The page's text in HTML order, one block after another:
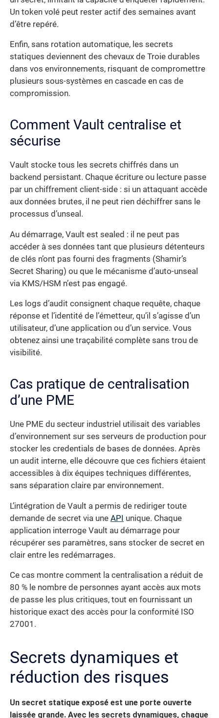
Un token volé peut rester actif des semaines avant
d’être repéré.
Enfin, sans rotation automatique, les secrets
statiques deviennent des chevaux de Troie durables
dans vos environnements, risquant de compromettre
plusieurs sous-systèmes en cascade en cas de
compromission.
Comment Vault centralise et
sécurise
Vault stocke tous les secrets chiffrés dans un
backend persistant. Chaque écriture ou lecture passe
par un chiffrement client-side : si un attaquant accède
aux données brutes, il ne peut rien déchiffrer sans le
processus d’unseal.
Au démarrage, Vault est sealed : il ne peut pas
accéder à ses données tant que plusieurs détenteurs
de clés n’ont pas fourni des fragments (Shamir’s
Secret Sharing) ou que le mécanisme d’auto-unseal
via KMS/HSM n’est pas engagé.
Les logs d’audit consignent chaque requête, chaque
réponse et l’identité de l’émetteur, qu’il s’agisse d’un
utilisateur, d’une application ou d’un service. Vous
obtenez ainsi une traçabilité complète sans trou de
visibilité.
Cas pratique de centralisation
d’une PME
Une PME du secteur industriel utilisait des variables
d’environnement sur ses serveurs de production pour
stocker les credentials de bases de données. Après
un audit interne, elle découvre que ces fichiers étaient
accessibles à dix équipes techniques différentes,
sans séparation claire par environnement.
L’intégration de Vault a permis de rediriger toute
demande de secret via une API unique. Chaque
application interroge Vault au démarrage pour
récupérer ses paramètres, sans stocker de secret en
clair entre les redémarrages.
Ce cas montre comment la centralisation a réduit de
80 % le nombre de personnes ayant accès aux mots
de passe les plus critiques, tout en fournissant un
historique exact des accès pour la conformité ISO
27001.
Secrets dynamiques et
réduction des risques
Un secret statique exposé est une porte ouverte
laissée grande. Avec les secrets dynamiques, chaque